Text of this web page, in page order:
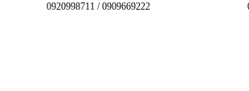
0920998711 / 0909669222